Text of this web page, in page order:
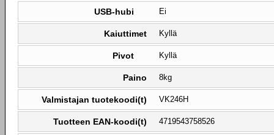
USB-hubi Ei
Kaiuttimet Kyllä
Pivot Kyllä
Paino 8kg
Valmistajan tuotekoodi(t) VK246H
Tuotteen EAN-koodi(t) 4719543758526